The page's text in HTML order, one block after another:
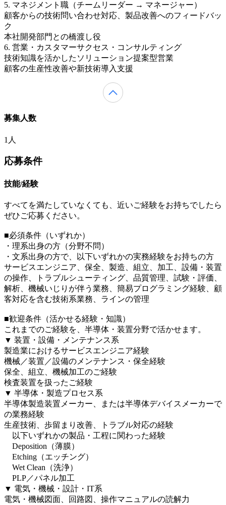
5. マネジメント職（チームリーダー → マネージャー）
顧客からの技術問い合わせ対応、製品改善へのフィードバッ
ク
本社開発部門との橋渡し役
6. 営業・カスタマーサクセス・コンサルティング
技術知識を活かしたソリューション提案型営業
顧客の生産性改善や新技術導入支援
募集人数
1人
応募条件
技能/経験
すべてを満たしていなくても、近いご経験をお持ちでしたら
ぜひご応募ください。
■必須条件（いずれか）
・理系出身の方（分野不問）
・文系出身の方で、以下いずれかの実務経験をお持ちの方
サービスエンジニア、保全、製造、組立、加工、設備・装置
の操作、トラブルシューティング、品質管理、試験・評価、
解析、機械いじりが伴う業務、簡易プログラミング経験、顧
客対応を含む技術系業務、ラインの管理
■歓迎条件（活かせる経験・知識）
これまでのご経験を、半導体・装置分野で活かせます。
▼ 装置・設備・メンテナンス系
製造業におけるサービスエンジニア経験
機械／装置／設備のメンテナンス・保全経験
保全、組立、機械加工のご経験
検査装置を扱ったご経験
▼ 半導体・製造プロセス系
半導体製造装置メーカー、または半導体デバイスメーカーで
の業務経験
生産技術、歩留まり改善、トラブル対応の経験
以下いずれかの製品・工程に関わった経験
Deposition（薄膜）
Etching（エッチング）
Wet Clean（洗浄）
PLP／パネル加工
▼ 電気・機械・設計・IT系
電気・機械図面、回路図、操作マニュアルの読解力